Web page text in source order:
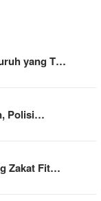
yang T…
Polisi…
Zakat Fit…